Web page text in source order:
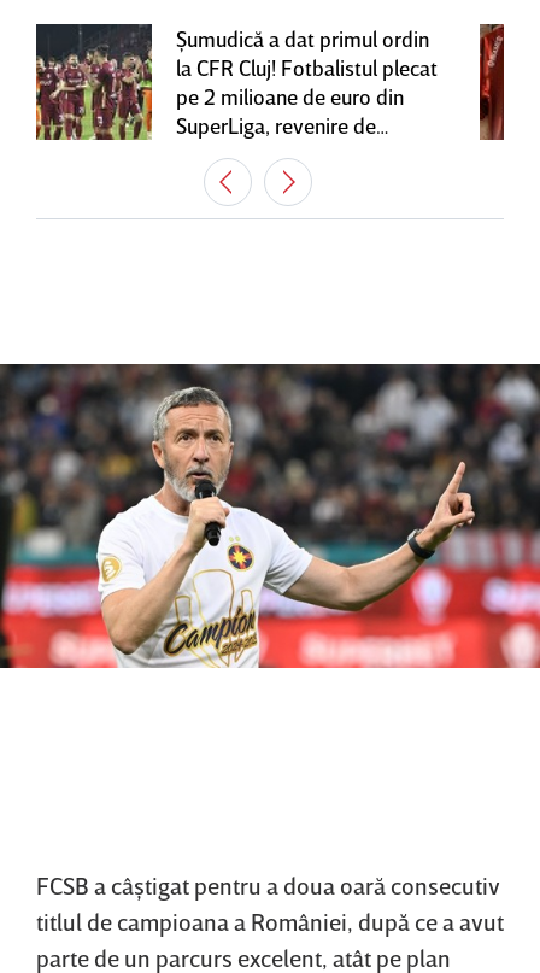
Şumudică a dat primul ordin
la CFR Cluj! Fotbalistul plecat
pe 2 milioane de euro din
SuperLiga, revenire de
senzaţie în Gruia
FCSB a câştigat pentru a doua oară consecutiv
titlul de campioana a României, după ce a avut
parte de un parcurs excelent, atât pe plan